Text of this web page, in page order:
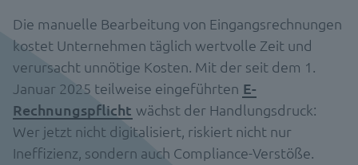
Die manuelle Bearbeitung von Eingangsrechnungen
kostet Unternehmen täglich wertvolle Zeit und
verursacht unnötige Kosten. Mit der seit dem 1.
Januar 2025 teilweise eingeführten E-
Rechnungspflicht wächst der Handlungsdruck:
Wer jetzt nicht digitalisiert, riskiert nicht nur
Ineffizienz, sondern auch Compliance-Verstöße.